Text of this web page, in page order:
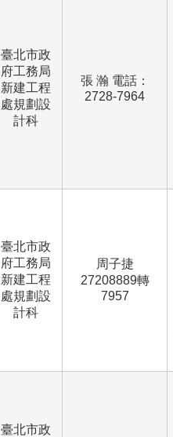
臺北市政
府工務局
新建工程
處規劃設
計科
張 瀚 電話：
2728-7964
臺北市政
府工務局
新建工程
處規劃設
計科
周子捷
27208889轉
7957
臺北市政